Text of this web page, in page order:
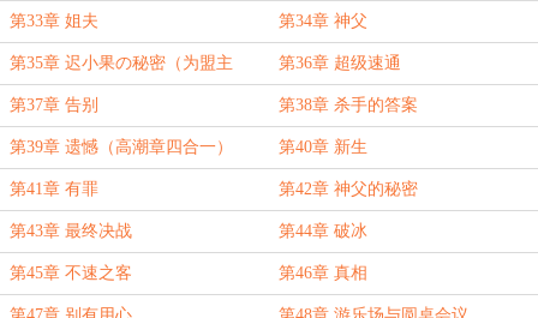
第33章 姐夫 第34章 神父
第35章 迟小果の秘密（为盟主
Yezenlucifer加更！）
第36章 超级速通
第37章 告别 第38章 杀手的答案
第39章 遗憾（高潮章四合一） 第40章 新生
第41章 有罪 第42章 神父的秘密
第43章 最终决战 第44章 破冰
第45章 不速之客 第46章 真相